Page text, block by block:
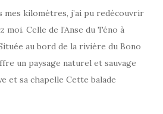
mes kilomètres, j’ai pu redécouvrir
moi. Celle de l’Anse du Téno à
au bord de la rivière du Bono
un paysage naturel et sauvage
et sa chapelle Cette balade